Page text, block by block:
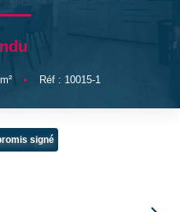
• Réf : 10015-1
signé